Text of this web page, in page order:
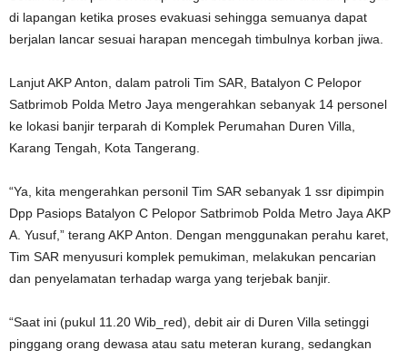
di lapangan ketika proses evakuasi sehingga semuanya dapat
berjalan lancar sesuai harapan mencegah timbulnya korban jiwa.
Lanjut AKP Anton, dalam patroli Tim SAR, Batalyon C Pelopor
Satbrimob Polda Metro Jaya mengerahkan sebanyak 14 personel
ke lokasi banjir terparah di Komplek Perumahan Duren Villa,
Karang Tengah, Kota Tangerang.
“Ya, kita mengerahkan personil Tim SAR sebanyak 1 ssr dipimpin
Dpp Pasiops Batalyon C Pelopor Satbrimob Polda Metro Jaya AKP
A. Yusuf,” terang AKP Anton. Dengan menggunakan perahu karet,
Tim SAR menyusuri komplek pemukiman, melakukan pencarian
dan penyelamatan terhadap warga yang terjebak banjir.
“Saat ini (pukul 11.20 Wib_red), debit air di Duren Villa setinggi
pinggang orang dewasa atau satu meteran kurang, sedangkan